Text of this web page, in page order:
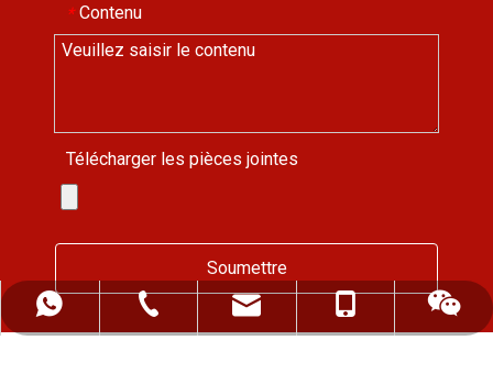
+ 86 13955220472
+ 86-552-2819255
ALFREDCHENG2004@HOTMAIL.COM
+ 86-139-5522-0472
* Contenu
Télécharger les pièces jointes
Soumettre